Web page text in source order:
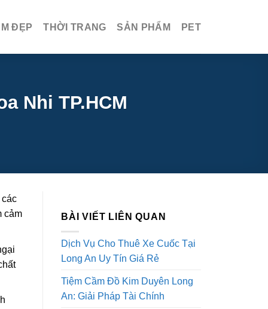
ĐẸP THỜI TRANG SẢN PHẨM PET
Nhi TP.HCM
các
cảm
BÀI VIẾT LIÊN QUAN
Dịch Vụ Cho Thuê Xe Cuốc Tại
Long An Uy Tín Giá Rẻ
Tiệm Cầm Đồ Kim Duyên Long
An: Giải Pháp Tài Chính